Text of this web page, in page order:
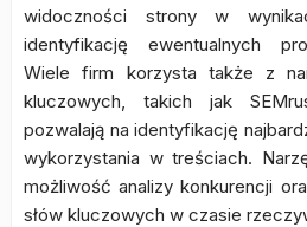
widoczności strony w
identyfikację ewentualnych
Wiele firm korzysta także z
kluczowych, takich jak
pozwalają na identyfikację
wykorzystania w treściach.
możliwość analizy konkurencji
słów kluczowych w czasie